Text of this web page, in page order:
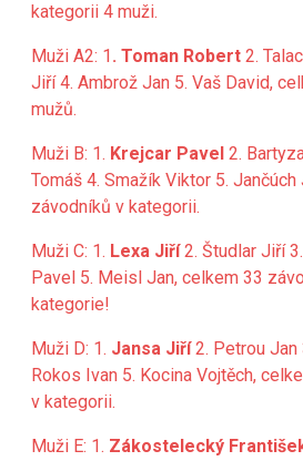
kategorii 4 muži.
Muži A2: 1 . Toman Robert 2.
Jiří 4. Ambrož Jan 5. Vaš David,
mužů.
Muži B: 1. Krejcar Pavel 2.
Tomáš 4. Smažík Viktor 5. Jančúch
závodníků v kategorii.
Muži C: 1. Lexa Jiří2. Študlar Jiří
Pavel 5. Meisl Jan, celkem 33
kategorie!
Muži D: 1. Jansa Jiří2. Petrou Jan
Rokos Ivan 5. Kocina Vojtěch,
v kategorii.
Muži E: 1. Zákostelecký